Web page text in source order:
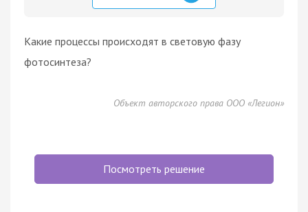
Какие процессы происходят в световую фазу
фотосинтеза?
Объект авторского права ООО «Легион»
Посмотреть решение